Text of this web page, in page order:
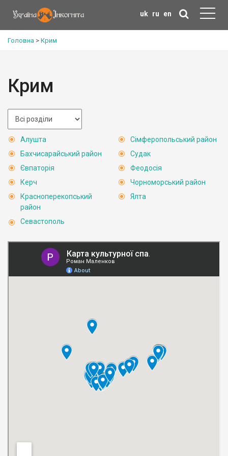
uk ru en
Головна > Крим
Крим
Алушта
Бахчисарайський район
Євпаторія
Керч
Красноперекопський
район
Севастополь
Сімферопольський район
Судак
Феодосія
Чорноморський район
Ялта